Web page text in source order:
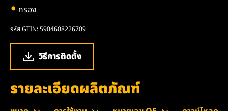
กรอง
รหัส GTIN: 5904608226709
วิธีการติดตั้ง
รายละเอียดผลิตภัณฑ์